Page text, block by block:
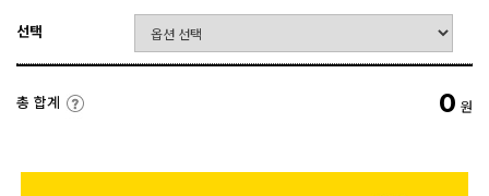
선택
총 합계 0 원